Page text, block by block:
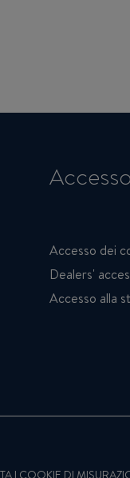
Accesso dei
Dealers'
Accesso alla
I COOKIE DI